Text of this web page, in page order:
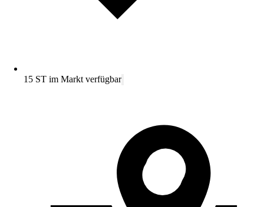
15 ST im Markt verfügbar